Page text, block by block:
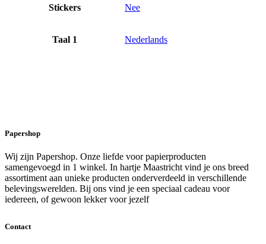
Stickers Nee
Taal 1 Nederlands
Papershop
Wij zijn Papershop. Onze liefde voor papierproducten
samengevoegd in 1 winkel. In hartje Maastricht vind je ons breed
assortiment aan unieke producten onderverdeeld in verschillende
belevingswerelden. Bij ons vind je een speciaal cadeau voor
iedereen, of gewoon lekker voor jezelf
Contact